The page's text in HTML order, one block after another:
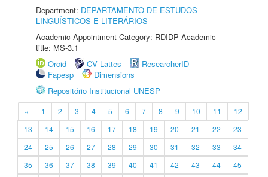
Department: DEPARTAMENTO DE ESTUDOS
LINGUÍSTICOS E LITERÁRIOS
Academic Appointment Category: RDIDP Academic
title: MS-3.1
Orcid
CV Lattes
ResearcherID
Fapesp
Dimensions
Repositório Institucional UNESP
« 1 2 3 4 5 6 7 8 9 10 11
12
13
14 15 16 17 18 19 20 21 22
23
24
25 26 27 28 29 30 31 32 33
34
35
36 37 38 39 40 41 42 43 44
45